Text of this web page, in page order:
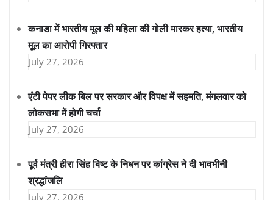
कनाडा में भारतीय मूल की महिला की गोली मारकर हत्या, भारतीय
मूल का आरोपी गिरफ्तार
July 27, 2026
एंटी पेपर लीक बिल पर सरकार और विपक्ष में सहमति, मंगलवार को
लोकसभा में होगी चर्चा
July 27, 2026
पूर्व मंत्री हीरा सिंह बिष्ट के निधन पर कांग्रेस ने दी भावभीनी
श्रद्धांजलि
July 27, 2026